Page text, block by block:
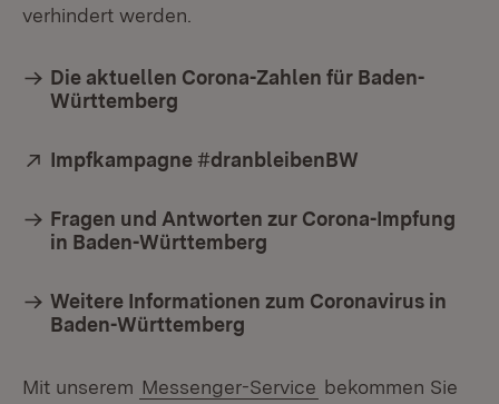
verhindert werden.
Die aktuellen Corona-Zahlen für Baden-
Württemberg
Extern:
Impfkampagne #dranbleibenBW
Fragen und Antworten zur Corona-Impfung
in Baden-Württemberg
Weitere Informationen zum Coronavirus in
Baden-Württemberg
Mit unserem Messenger-Service bekommen Sie